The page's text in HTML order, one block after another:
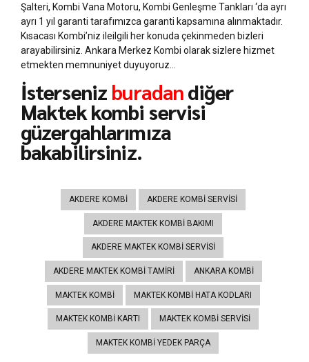
Şalteri, Kombi Vana Motoru, Kombi Genleşme Tankları ‘da ayrı
ayrı 1 yıl garanti tarafımızca garanti kapsamına alınmaktadır.
Kısacası Kombi’niz ileilgili her konuda çekinmeden bizleri
arayabilirsiniz. Ankara Merkez Kombi olarak sizlere hizmet
etmekten memnuniyet duyuyoruz…
İsterseniz buradandiğer
Maktek kombi servisi
güzergahlarımıza
bakabilirsiniz.
AKDERE KOMBI AKDERE KOMBI SERVISI
AKDERE MAKTEK KOMBI BAKIMI
AKDERE MAKTEK KOMBI SERVISI
AKDERE MAKTEK KOMBI TAMIRI ANKARA KOMBI
MAKTEK KOMBI MAKTEK KOMBI HATA KODLARI
MAKTEK KOMBI KARTI MAKTEK KOMBI SERVISI
MAKTEK KOMBI YEDEK PARÇA